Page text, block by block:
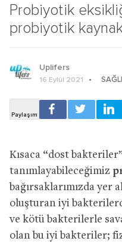
Probiyotik
probiyotik
Uplifers
16 Eylül 2021
Kısaca “dost
tanımlayabileceğimiz
bağırsaklarımızda yer
oluşturan iyi
ve kötü bakterilerle
olan bu iyi bakteriler;